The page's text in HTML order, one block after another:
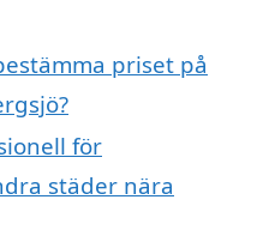
priset på
för
städer nära